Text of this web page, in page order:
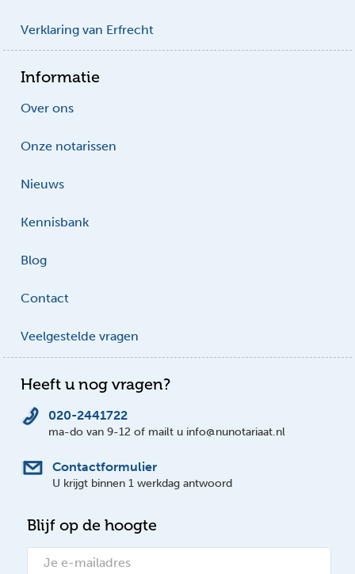
Verklaring van Erfrecht
Informatie
Over ons
Onze notarissen
Nieuws
Kennisbank
Blog
Contact
Veelgestelde vragen
Heeft u nog vragen?
020-2441722
ma-do van 9-12 of mailt u info@nunotariaat.nl
Contactformulier
U krijgt binnen 1 werkdag antwoord
Blijf op de hoogte